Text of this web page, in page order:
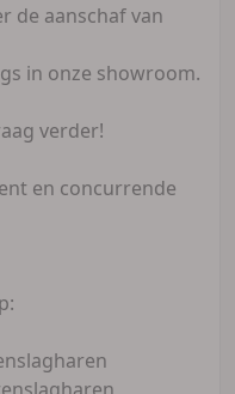
de aanschaf van
in onze showroom.
verder!
en concurrende